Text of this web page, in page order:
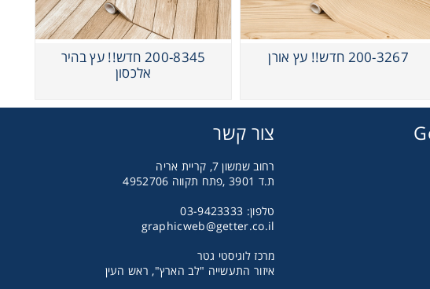
200-3267 חדש!! עץ אורן
200-8345 חדש!! עץ בהיר
אלכסון
צור קשר
רחוב שמשון 7, קריית אריה
ת.ד 3901 ,פתח תקווה 4952706
טלפון: 03-9423333
graphicweb@getter.co.il
מרכז לוגיסטי גטר
איזור התעשייה "לב הארץ", ראש העין